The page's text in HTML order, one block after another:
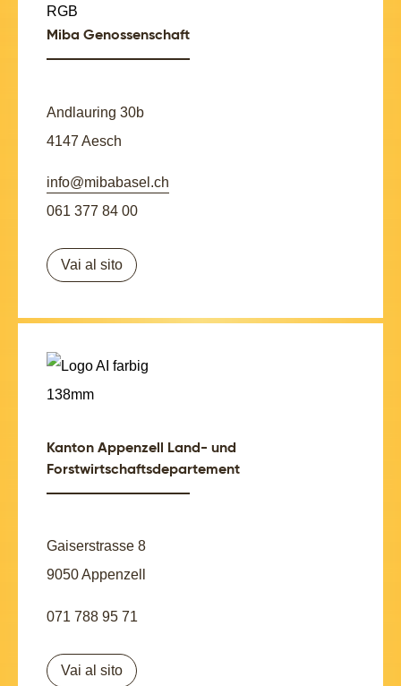
Miba Genossenschaft
Andlauring 30b
4147 Aesch
info@mibabasel.ch
061 377 84 00
Vai al sito
Kanton Appenzell Land- und
Forstwirtschaftsdepartement
Gaiserstrasse 8
9050 Appenzell
071 788 95 71
Vai al sito